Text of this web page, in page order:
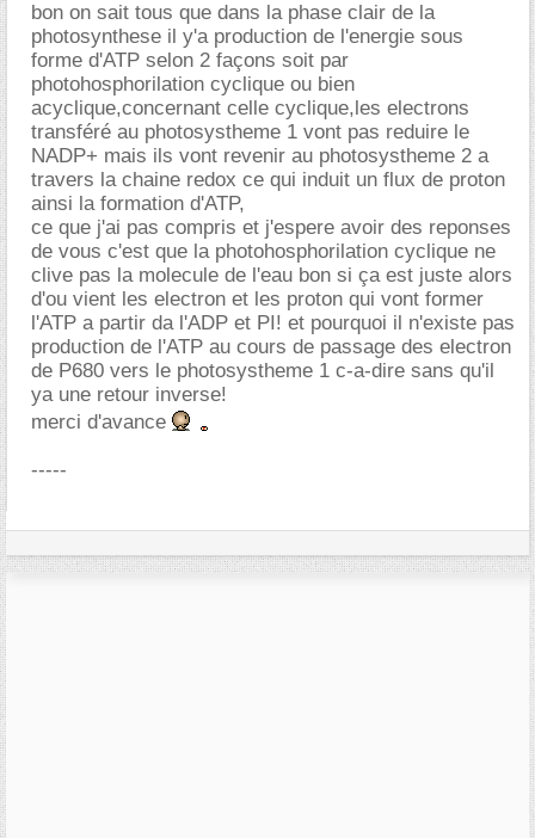
bon on sait tous que dans la phase clair de la
photosynthese il y'a production de l'energie sous
forme d'ATP selon 2 façons soit par
photohosphorilation cyclique ou bien
acyclique,concernant celle cyclique,les electrons
transféré au photosystheme 1 vont pas reduire le
NADP+ mais ils vont revenir au photosystheme 2 a
travers la chaine redox ce qui induit un flux de proton
ainsi la formation d'ATP,
ce que j'ai pas compris et j'espere avoir des reponses
de vous c'est que la photohosphorilation cyclique ne
clive pas la molecule de l'eau bon si ça est juste alors
d'ou vient les electron et les proton qui vont former
l'ATP a partir da l'ADP et PI! et pourquoi il n'existe pas
production de l'ATP au cours de passage des electron
de P680 vers le photosystheme 1 c-a-dire sans qu'il
ya une retour inverse!
merci d'avance
-----